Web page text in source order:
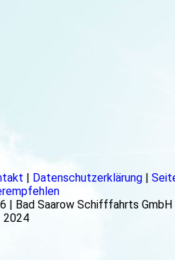
Datenschutzerklärung
| Bad Saarow Schifffahrts GmbH
2024